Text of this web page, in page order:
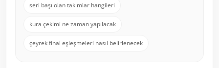
seri başı olan takımlar hangileri
kura çekimi ne zaman yapılacak
çeyrek final eşleşmeleri nasıl belirlenecek